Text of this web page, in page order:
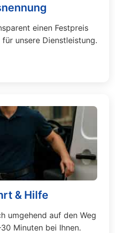
einen Festpreis
unsere Dienstleistung.
& Hilfe
umgehend auf den Weg
Minuten bei Ihnen.